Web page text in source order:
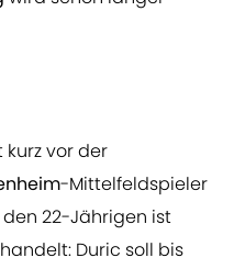
kurz vor der
-Mittelfeldspieler
den 22-Jährigen ist
Duric soll bis